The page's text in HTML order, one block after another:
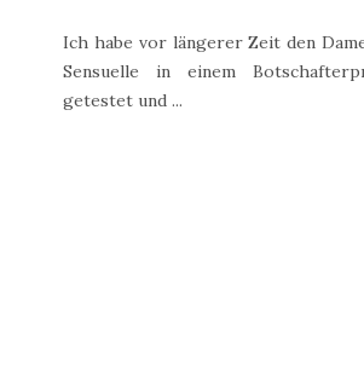
Ich habe vor längerer Zeit den
Sensuelle in einem
getestet und ...